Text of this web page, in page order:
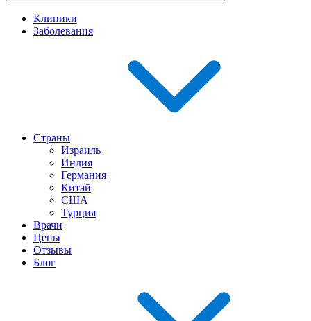
Клиники
Заболевания
Страны
Израиль
Индия
Германия
Китай
США
Турция
Врачи
Цены
Отзывы
Блог